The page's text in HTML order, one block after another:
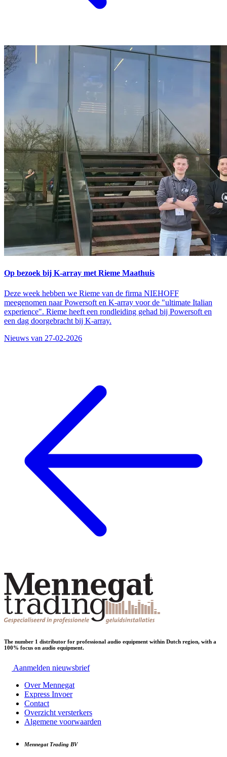
Op bezoek bij K-array met Rieme Maathuis
Deze week hebben we Rieme van de firma NIEHOFF
meegenomen naar Powersoft en K-array voor de "ultimate Italian
experience". Rieme heeft een rondleiding gehad bij Powersoft en
een dag doorgebracht bij K-array.
Nieuws van 27-02-2026
The number 1 distributor for professional audio equipment within Dutch region, with a
100% focus on audio equipment.
Aanmelden nieuwsbrief
Over Mennegat
Express Invoer
Contact
Overzicht versterkers
Algemene voorwaarden
Mennegat Trading BV